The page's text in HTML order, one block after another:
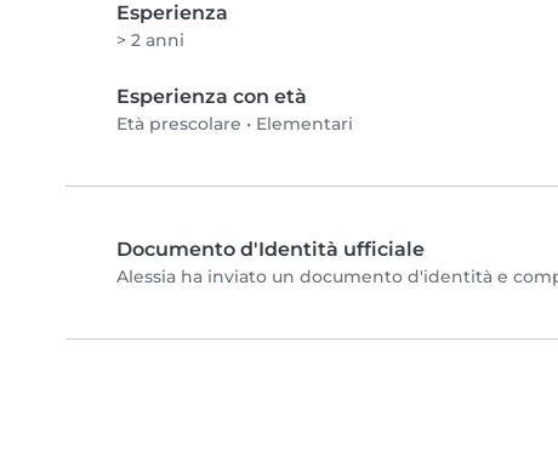
Esperienza
> 2 anni
Esperienza con età
Età prescolare • Elementari
Documento d'Identità ufficiale
Alessia ha inviato un documento d'identità e